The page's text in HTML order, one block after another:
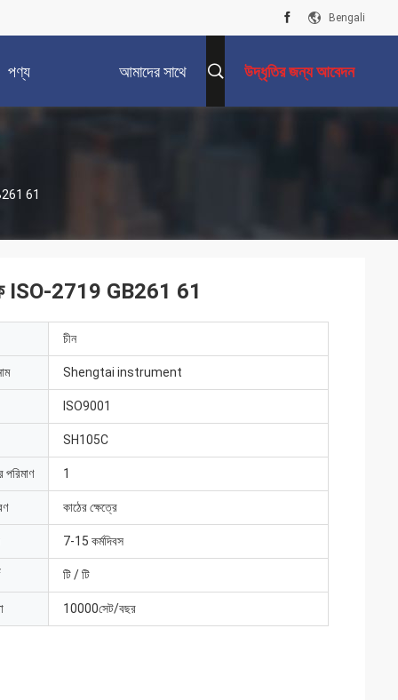
Bengali
পণ্য আমাদের সাথে উদ্ধৃতির জন্য আবেদন
61
ISO-2719 GB261 61
চীন
Shengtai instrument
ISO9001
SH105C
পরিমাণ 1
কাঠের ক্ষেত্রে
7-15 কর্মদিবস
টি / টি
10000সেট/বছর